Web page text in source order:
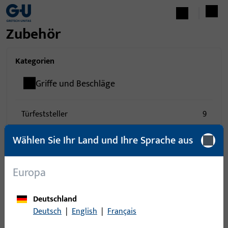
Zubehör
Kategorien
Griffe und Beschläge
Türfeststeller
9
169
Wählen Sie Ihr Land und Ihre Sprache aus
Europa
Deutschland
Deutsch | English | Français